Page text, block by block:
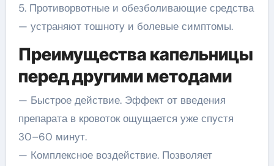
5. Противорвотные и обезболивающие средства
— устраняют тошноту и болевые симптомы.
Преимущества капельницы
перед другими методами
— Быстрое действие. Эффект от введения
препарата в кровоток ощущается уже спустя
30–60 минут.
— Комплексное воздействие. Позволяет